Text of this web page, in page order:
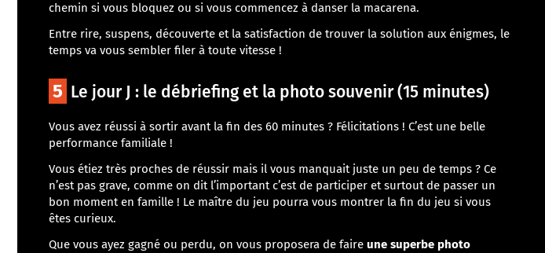
chemin si vous bloquez ou si vous commencez à danser la macarena.
Entre rire, suspens, découverte et la satisfaction de trouver la solution aux énigmes, le
temps va vous sembler filer à toute vitesse !
5 Le jour J : le débriefing et la photo souvenir (15 minutes)
Vous avez réussi à sortir avant la fin des 60 minutes ? Félicitations ! C’est une belle
performance familiale !
Vous étiez très proches de réussir mais il vous manquait juste un peu de temps ? Ce
n’est pas grave, comme on dit l’important c’est de participer et surtout de passer un
bon moment en famille ! Le maître du jeu pourra vous montrer la fin du jeu si vous
êtes curieux.
Que vous ayez gagné ou perdu, on vous proposera de faire une superbe photo